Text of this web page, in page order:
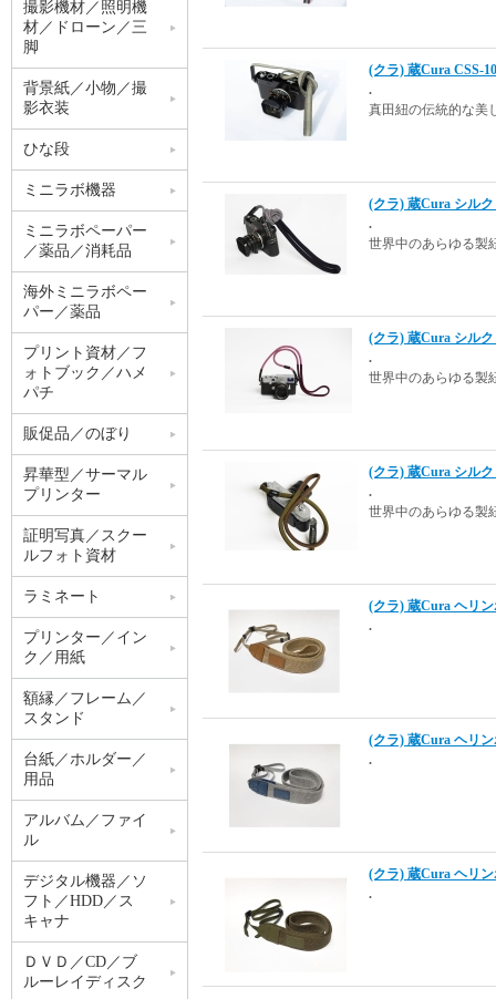
(クラ) 蔵Cura CSS-
.
真田紐の伝統的な美
(クラ) 蔵Cura シル
.
世界中のあらゆる製
(クラ) 蔵Cura シル
.
世界中のあらゆる製
(クラ) 蔵Cura シル
.
世界中のあらゆる製
(クラ) 蔵Cura ヘリ
.
(クラ) 蔵Cura ヘリ
.
(クラ) 蔵Cura ヘリ
.
撮影機材／照明機
材／ドローン／三
脚
背景紙／小物／撮
影衣装
ひな段
ミニラボ機器
ミニラボペーパー
／薬品／消耗品
海外ミニラボペー
パー／薬品
プリント資材／フ
ォトブック／ハメ
パチ
販促品／のぼり
昇華型／サーマル
プリンター
証明写真／スクー
ルフォト資材
ラミネート
プリンター／イン
ク／用紙
額縁／フレーム／
スタンド
台紙／ホルダー／
用品
アルバム／ファイ
ル
デジタル機器／ソ
フト／HDD／ス
キャナ
ＤＶＤ／CD／ブ
ルーレイディスク